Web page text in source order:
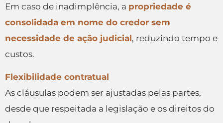
Em caso de inadimplência, a propriedade é
consolidada em nome do credor sem
necessidade de ação judicial, reduzindo tempo e
custos.
Flexibilidade contratual
As cláusulas podem ser ajustadas pelas partes,
desde que respeitada a legislação e os direitos do